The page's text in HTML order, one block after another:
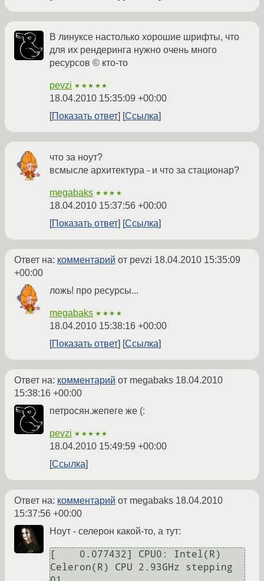
В линуксе настолько хорошие шрифты, что
для их рендеринга нужно очень много
ресурсов © кто-то
pevzi ★★★★★
18.04.2010 15:35:09 +00:00
Показать ответ
Ссылка
что за ноут?
всмысле архитектура - и что за стационар?
megabaks ★★★★
18.04.2010 15:37:56 +00:00
Показать ответ
Ссылка
Ответ на: комментарий от pevzi 18.04.2010 15:35:09
+00:00
ложь! про ресурсы...
megabaks ★★★★
18.04.2010 15:38:16 +00:00
Показать ответ
Ссылка
Ответ на: комментарий от megabaks 18.04.2010
15:38:16 +00:00
петросян.жепеге же (:
pevzi ★★★★★
18.04.2010 15:49:59 +00:00
Ссылка
Ответ на: комментарий от megabaks 18.04.2010
15:37:56 +00:00
Ноут - селерон какой-то, а тут:
[    0.077432] CPU0: Intel(R)
Celeron(R) CPU 2.93GHz stepping